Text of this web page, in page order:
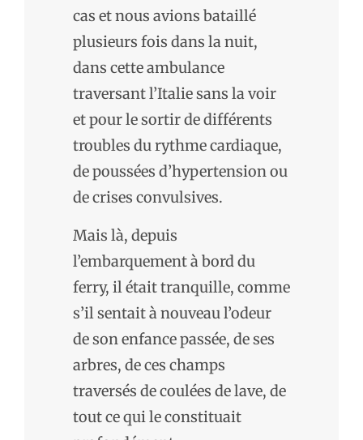
cas et nous avions bataillé
plusieurs fois dans la nuit,
dans cette ambulance
traversant l’Italie sans la voir
et pour le sortir de différents
troubles du rythme cardiaque,
de poussées d’hypertension ou
de crises convulsives.
Mais là, depuis
l’embarquement à bord du
ferry, il était tranquille, comme
s’il sentait à nouveau l’odeur
de son enfance passée, de ses
arbres, de ces champs
traversés de coulées de lave, de
tout ce qui le constituait